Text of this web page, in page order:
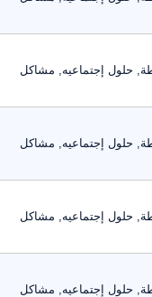
حلول إجتماعيه, مشاكل
حلول إجتماعيه, مشاكل
حلول إجتماعيه, مشاكل
حلول إجتماعيه, مشاكل